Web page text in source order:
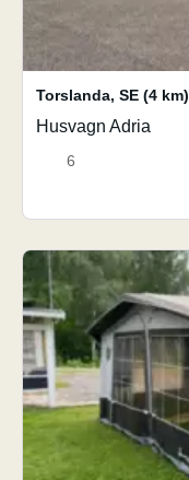
Torslanda, SE (4 km)
Husvagn Adria
6